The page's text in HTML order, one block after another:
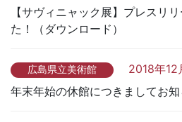
【サヴィニャック展】プレスリ
た！（ダウンロード）
広島県立美術館
2018年12
年末年始の休館につきましてお知